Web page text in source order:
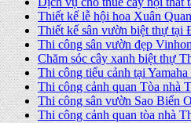
Thiết kế lễ hội hoa Xuân
Thiết kế sân vườn biệt thự tại
Thi công sân vườn đẹp
Chăm sóc cây xanh biệt thự
Thi công tiểu cảnh tại
Thi công cảnh quan Tòa nhà
Thi công sân vườn Sao Biển
Thi công cảnh quan tòa nhà